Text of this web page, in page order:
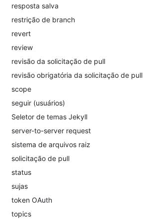
resposta salva
restrição de branch
revert
review
revisão da solicitação de pull
revisão obrigatória da solicitação de pull
scope
seguir (usuários)
Seletor de temas Jekyll
server-to-server request
sistema de arquivos raiz
solicitação de pull
status
sujas
token OAuth
topics